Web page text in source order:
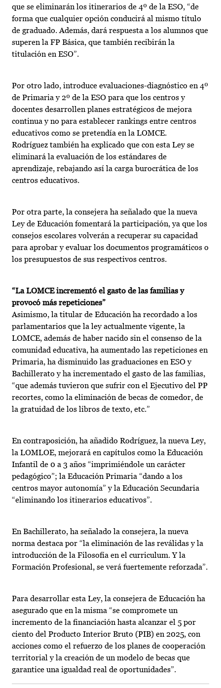
que se eliminarán los itinerarios de 4º de la ESO, “de
forma que cualquier opción conducirá al mismo título
de graduado. Además, dará respuesta a los alumnos que
superen la FP Básica, que también recibirán la
titulación en ESO”.
Por otro lado, introduce evaluaciones-diagnóstico en 4º
de Primaria y 2º de la ESO para que los centros y
docentes desarrollen planes estratégicos de mejora
continua y no para establecer rankings entre centros
educativos como se pretendía en la LOMCE.
Rodríguez también ha explicado que con esta Ley se
eliminará la evaluación de los estándares de
aprendizaje, rebajando así la carga burocrática de los
centros educativos.
Por otra parte, la consejera ha señalado que la nueva
Ley de Educación fomentará la participación, ya que los
consejos escolares volverán a recuperar su capacidad
para aprobar y evaluar los documentos programáticos o
los presupuestos de sus respectivos centros.
“La LOMCE incrementó el gasto de las familias y
provocó más repeticiones”
Asimismo, la titular de Educación ha recordado a los
parlamentarios que la ley actualmente vigente, la
LOMCE, además de haber nacido sin el consenso de la
comunidad educativa, ha aumentado las repeticiones en
Primaria, ha disminuido las graduaciones en ESO y
Bachillerato y ha incrementado el gasto de las familias,
“que además tuvieron que sufrir con el Ejecutivo del PP
recortes, como la eliminación de becas de comedor, de
la gratuidad de los libros de texto, etc.”
En contraposición, ha añadido Rodríguez, la nueva Ley,
la LOMLOE, mejorará en capítulos como la Educación
Infantil de 0 a 3 años “imprimiéndole un carácter
pedagógico”; la Educación Primaria “dando a los
centros mayor autonomía” y la Educación Secundaria
“eliminando los itinerarios educativos”.
En Bachillerato, ha señalado la consejera, la nueva
norma destaca por “la eliminación de las reválidas y la
introducción de la Filosofía en el curriculum. Y la
Formación Profesional, se verá fuertemente reforzada”.
Para desarrollar esta Ley, la consejera de Educación ha
asegurado que en la misma “se compromete un
incremento de la financiación hasta alcanzar el 5 por
ciento del Producto Interior Bruto (PIB) en 2025, con
acciones como el refuerzo de los planes de cooperación
territorial y la creación de un modelo de becas que
garantice una igualdad real de oportunidades”.